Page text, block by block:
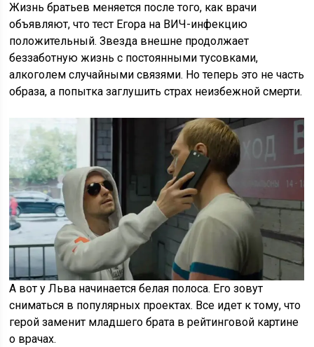
Жизнь братьев меняется после того, как врачи
объявляют, что тест Егора на ВИЧ-инфекцию
положительный. Звезда внешне продолжает
беззаботную жизнь с постоянными тусовками,
алкоголем случайными связями. Но теперь это не часть
образа, а попытка заглушить страх неизбежной смерти.
А вот у Льва начинается белая полоса. Его зовут
сниматься в популярных проектах. Все идет к тому, что
герой заменит младшего брата в рейтинговой картине
о врачах.